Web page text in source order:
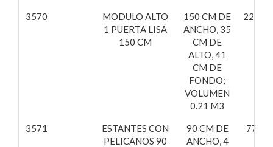
3570
MODULO ALTO
1 PUERTA LISA
150 CM
150 CM DE
ANCHO, 35
CM DE
ALTO, 41
CM DE
FONDO;
VOLUMEN
0.21 M3
3571
ESTANTES CON
PELICANOS 90
90 CM DE
ANCHO, 4